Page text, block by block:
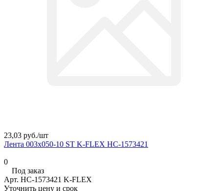
23,03 руб./шт
Лента 003х050-10 ST K-FLEX НС-1573421
0
Под заказ
Арт. НС-1573421 K-FLEX
Уточнить цену и срок